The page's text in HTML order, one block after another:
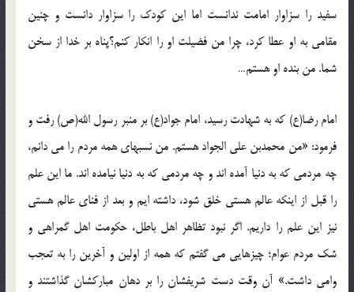
سفید را سزاوار امامت ندانست اما این کودک را سزاوار دانست و چنین
مقامی به او عطا کرد، چرا من فضیلت او را انکار کنم؟پناه بر خدا از سخن
شما. من بنده او هستم…
امام رضا(ع) که به شهادت رسید، امام جواد(ع) بر منبر رسول الله(ص) رفت و
فرمود: «من محمدبن علی الجواد هستم. من نسبهای همه مردم را می دانم،
چه مردمی که به دنیا آمده اند و چه مردمی که به دنیا نیامده اند. ما این علم
را قبل از اینکه عالم هستی خلق شود، داشته ایم و بعد از فنای عالم هستی
نیز این علم را داریم. اگر نبود تظاهر اهل باطل، حکومت اهل گمراهی و
شک مردم عوام؛ چیزهایی می گفتم که همه از اولین و آخرین را به تعجب
وامی داشت.» آن وقت دست شریفشان را بر دهان مبارکشان گذاشتند و